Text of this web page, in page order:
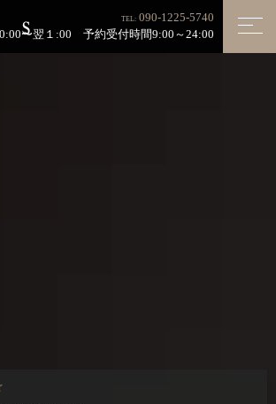
TEL: 090-1225-5740
〜翌１:00 予約受付時間9:00～24:00